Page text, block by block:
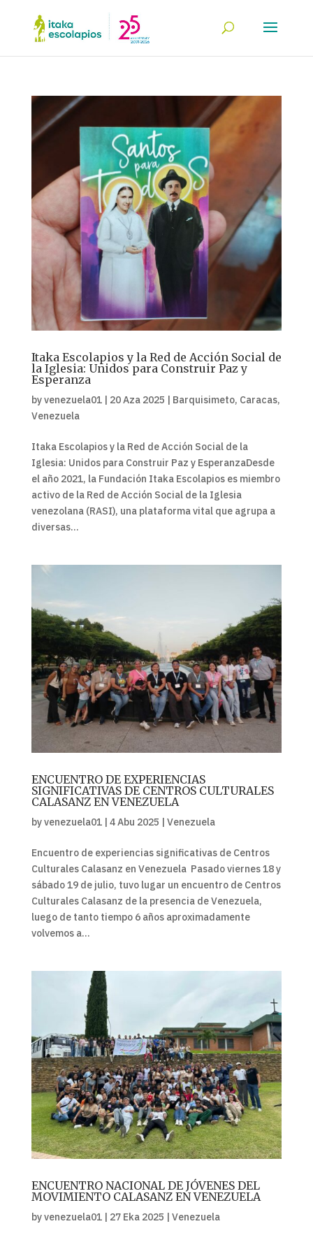
Itaka Escolapios y la Red de Acción Social de
la Iglesia: Unidos para Construir Paz y
Esperanza
byvenezuela01| 20 Aza 2025 | Barquisimeto, Caracas,
Venezuela
Itaka Escolapios y la Red de Acción Social de la
Iglesia: Unidos para Construir Paz y EsperanzaDesde
el año 2021, la Fundación Itaka Escolapios es miembro
activo de la Red de Acción Social de la Iglesia
venezolana (RASI), una plataforma vital que agrupa a
diversas...
ENCUENTRO DE EXPERIENCIAS
SIGNIFICATIVAS DE CENTROS CULTURALES
CALASANZ EN VENEZUELA
byvenezuela01| 4 Abu 2025 | Venezuela
Encuentro de experiencias significativas de Centros
Culturales Calasanz en Venezuela Pasado viernes 18 y
sábado 19 de julio, tuvo lugar un encuentro de Centros
Culturales Calasanz de la presencia de Venezuela,
luego de tanto tiempo 6 años aproximadamente
volvemos a...
ENCUENTRO NACIONAL DE JÓVENES DEL
MOVIMIENTO CALASANZ EN VENEZUELA
byvenezuela01| 27 Eka 2025 | Venezuela